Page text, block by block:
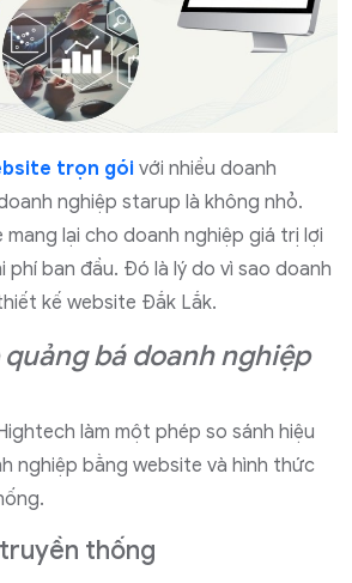
trọn gói với nhiều doanh
nghiệp starup là không nhỏ.
lại cho doanh nghiệp giá trị lợi
phí ban đầu. Đó là lý do vì sao doanh
kế website Đắk Lắk.
bá doanh nghiệp
làm một phép so sánh hiệu
nghiệp bằng website và hình thức
thống